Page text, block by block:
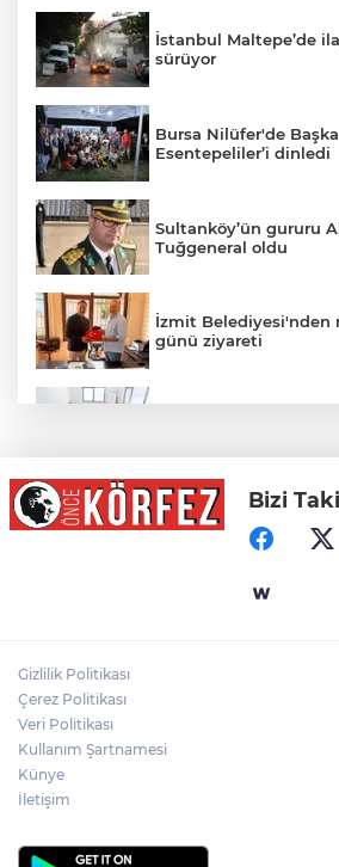
İstanbul Maltepe’de
sürüyor
Bursa Nilüfer'de
Esentepeliler’i dinledi
Sultanköy’ün gururu
Tuğgeneral oldu
İzmit Belediyesi'nden
günü ziyareti
Mersin Sinema Ofisi
vitrininde
MGK bugün
Bizi
Gizlilik Politikası
Çerez Politikası
Veri Politikası
Kullanım Şartnamesi
Künye
İletişim